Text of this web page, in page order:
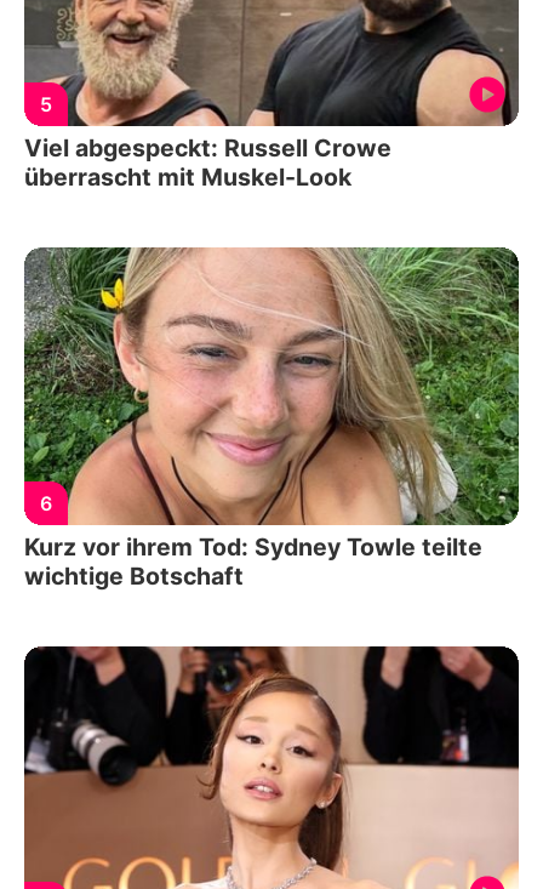
5
Viel abgespeckt: Russell Crowe
überrascht mit Muskel-Look
6
Kurz vor ihrem Tod: Sydney Towle teilte
wichtige Botschaft